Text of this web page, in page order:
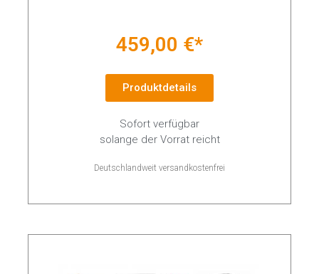
459,00 €*
Produktdetails
Sofort verfügbar
solange der Vorrat reicht
Deutschlandweit versandkostenfrei